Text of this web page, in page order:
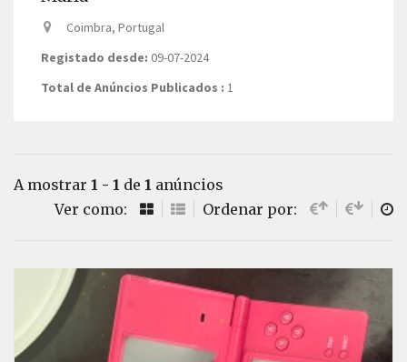
Coimbra, Portugal
Registado desde: 09-07-2024
Total de Anúncios Publicados : 1
A mostrar 1 - 1 de 1 anúncios
Ver como:
Ordenar por: